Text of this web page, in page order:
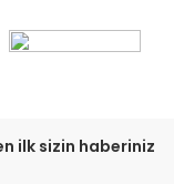
ilk sizin haberiniz